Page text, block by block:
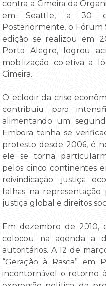
contra a Cimeira da
em Seattle, a 30
Posteriormente, o Fórum
edição se realizou em
Porto Alegre, logrou
mobilização coletiva a
Cimeira.
O eclodir da crise
contribuiu para
alimentando um
Embora tenha se
protesto desde 2006, é
ele se torna
pelos cinco continentes
reivindicação: justiça
falhas na representação
justiça global e direitos
Em dezembro de 2010,
colocou na agenda a
autoritários. A 12 de
“Geração à Rasca”
incontornável o retorno